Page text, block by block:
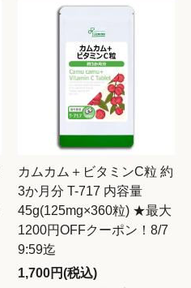
カムカム＋ビタミンC粒 約
3か月分 T-717 内容量
45g(125mg×360粒) ★最大
1200円OFFクーポン！8/7
9:59迄
1,700円(税込)